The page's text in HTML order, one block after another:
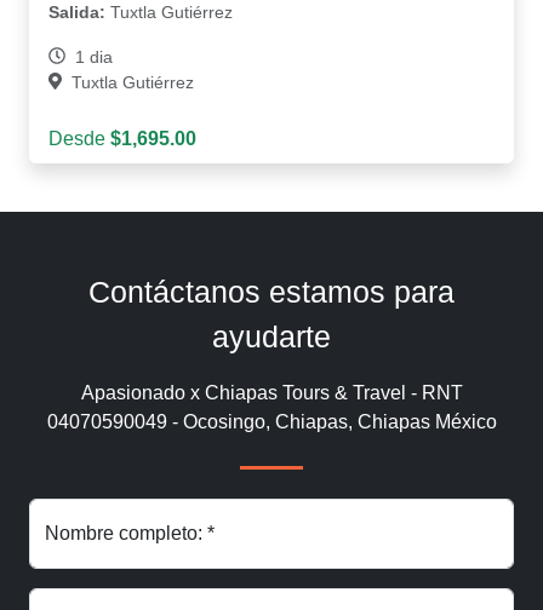
Salida: Tuxtla Gutiérrez
1 dia
Tuxtla Gutiérrez
Desde $1,695.00
Contáctanos estamos para
ayudarte
Apasionado x Chiapas Tours & Travel - RNT
04070590049 - Ocosingo, Chiapas, Chiapas México
Nombre completo: *